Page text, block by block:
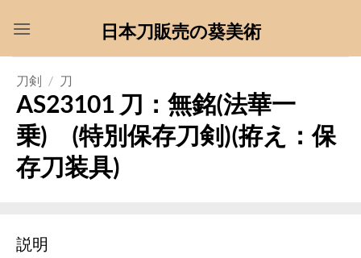
日本刀販売の葵美術
刀剣 / 刀
AS23101 刀：無銘(法華一
乗) (特別保存刀剣)(拵え：保
存刀装具)
説明